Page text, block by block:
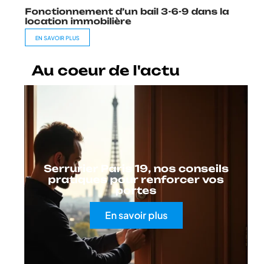
Fonctionnement d’un bail 3-6-9 dans la
location immobilière
EN SAVOIR PLUS
Au coeur de l'actu
Serrurier Paris 19, nos conseils
pratiques pour renforcer vos
portes
En savoir plus